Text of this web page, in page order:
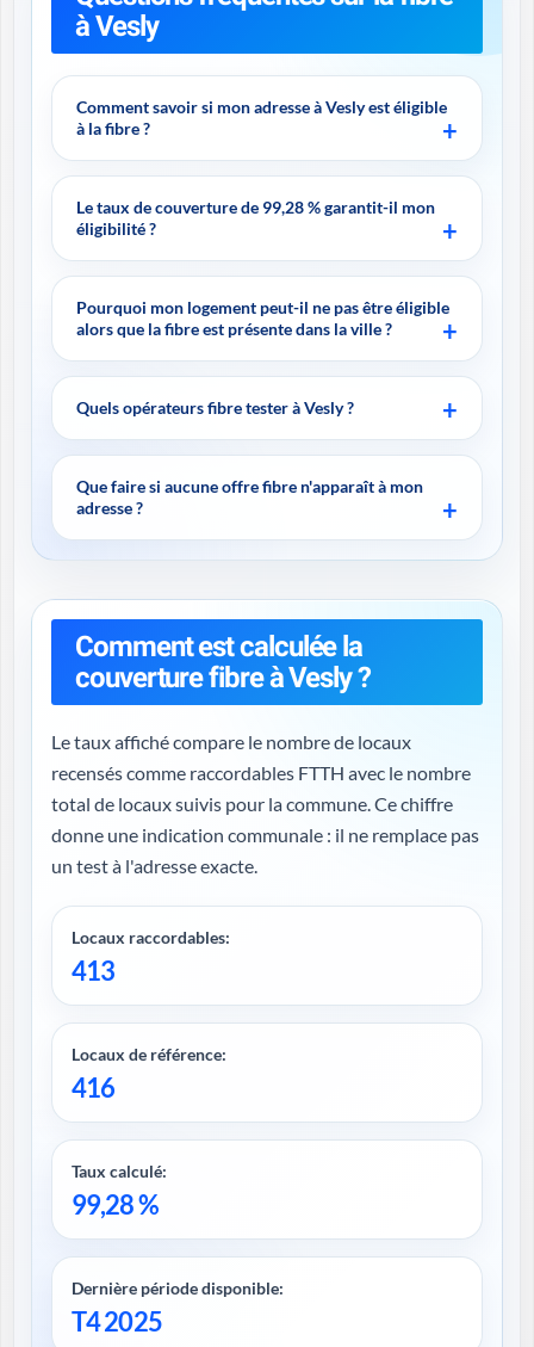
à Vesly
Comment savoir si mon adresse à Vesly est éligible
à la fibre ?
Le taux de couverture de 99,28 % garantit-il mon
éligibilité ?
Pourquoi mon logement peut-il ne pas être éligible
alors que la fibre est présente dans la ville ?
Quels opérateurs fibre tester à Vesly ?
Que faire si aucune offre fibre n'apparaît à mon
adresse ?
Comment est calculée la
couverture fibre à Vesly ?
Le taux affiché compare le nombre de locaux
recensés comme raccordables FTTH avec le nombre
total de locaux suivis pour la commune. Ce chiffre
donne une indication communale : il ne remplace pas
un test à l'adresse exacte.
Locaux raccordables:
413
Locaux de référence:
416
Taux calculé:
99,28 %
Dernière période disponible:
T4 2025